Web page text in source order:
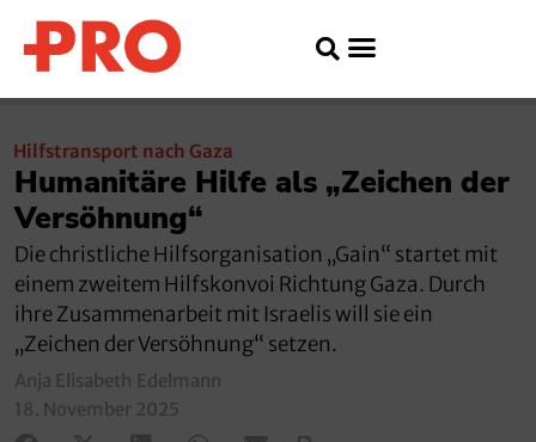
Hilfstransport nach Gaza
Humanitäre Hilfe als „Zeichen der
Versöhnung“
Die christliche Hilfsorganisation „Gain“ startet mit
einem zweitem Hilfskonvoi Richtung Gaza. Durch
ihre Zusammenarbeit mit Israelis will sie ein
„Zeichen der Versöhnung“ setzen.
Anja Elisabeth Edelmann
18. November 2025